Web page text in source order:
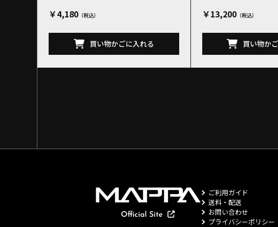
￥4,180
買い物かごに入れる
￥13,200
買い物か
ご利用ガイド
送料・配送
お問い合わせ
プライバシーポリシー